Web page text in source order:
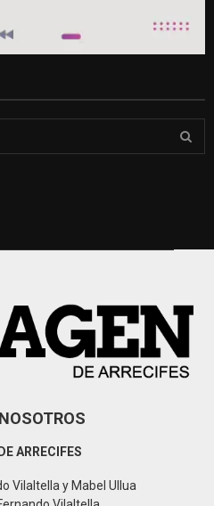
ARRECIFES
Vilaltella y Mabel Ullua